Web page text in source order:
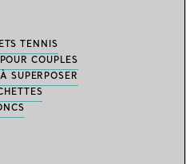
TENNIS
COUPLES
SUPERPOSER